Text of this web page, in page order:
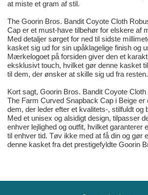
at miste et gram af stil.
The Goorin Bros. Bandit Coyote Cloth
Cap er et must-have tilbehør for elskere af
Med detaljer sørget for ned til sidste
kasket sig ud for sin upåklagelige finish og
Mærkelogoet på forsiden giver den et
eksklusivt touch, hvilket gør denne kasket
til dem, der ønsker at skille sig ud fra resten.
Kort sagt, Goorin Bros. Bandit Coyote
The Farm Curved Snapback Cap i Beige er
dem, der leder efter et kvalitets-, stilfuldt og
Med et unisex og alsidigt design, tilpasser
enhver lejlighed og outfit, hvilket garanterer
til enhver tid. Tøv ikke med at få din og gør
denne kasket fra det prestigefyldte Goorin